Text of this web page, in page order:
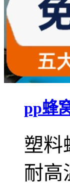
pp蜂
塑料
耐高